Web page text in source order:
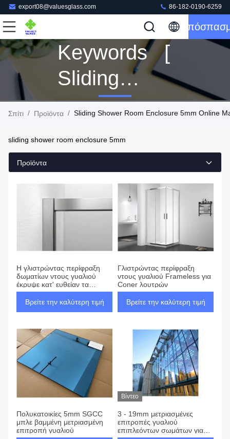
export08@valuesglass.com 86-182-0190-6259
Keywords [
Sliding
Shower
Enclosure
5mm ]
Match 4
Προϊόντα
Σπίτι / Προϊόντα / Sliding Shower Room Enclosure 5mm Online
sliding shower room enclosure 5mm
Προϊόντα
Η γλιστρώντας περίφραξη
δωματίων ντους γυαλιού
έκρυψε κατ' ευθείαν τα
τοποθετώντας σημεία
Βρείτε την καλύτερη τιμή
Γλιστρώντας περίφραξη
ντους γυαλιού Frameless για
Coner λουτρών
Βρείτε την καλύτερη τιμή
Πολυκατοικίες 5mm SGCC
μπλε βαμμένη μετριασμένη
επιτροπή γυαλιού
Βίντεο
3 - 19mm μετριασμένες
επιτροπές γυαλιού
επιπλεόντων σωμάτων για